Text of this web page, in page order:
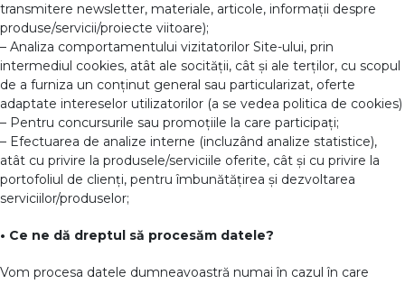
transmitere newsletter, materiale, articole, informații despre
produse/servicii/proiecte viitoare);
– Analiza comportamentului vizitatorilor Site-ului, prin
intermediul cookies, atât ale socității, cât și ale terților, cu scopul
de a furniza un conținut general sau particularizat, oferte
adaptate intereselor utilizatorilor (a se vedea politica de cookies)
– Pentru concursurile sau promoțiile la care participați;
– Efectuarea de analize interne (incluzând analize statistice),
atât cu privire la produsele/serviciile oferite, cât și cu privire la
portofoliul de clienți, pentru îmbunătățirea și dezvoltarea
serviciilor/produselor;
• Ce ne dă dreptul să procesăm datele?
Vom procesa datele dumneavoastră numai în cazul în care